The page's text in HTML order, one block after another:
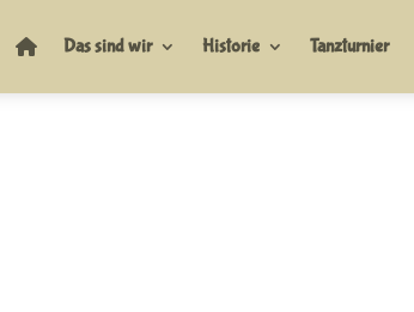
Das sind wir Historie Tanzturnier